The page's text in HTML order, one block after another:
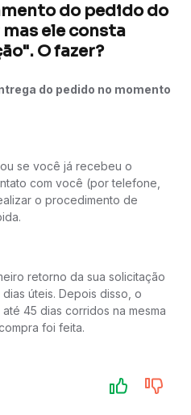
do pedido do
ele consta
O fazer?
do pedido no momento
se você já recebeu o
com você (por telefone,
o procedimento de
retorno da sua solicitação
úteis. Depois disso, o
45 dias corridos na mesma
foi feita.